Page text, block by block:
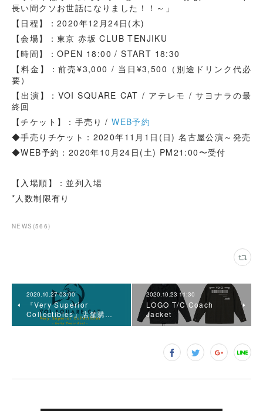
長い間クソお世話になりました！！～」
【日程】：2020年12月24日(木)
【会場】：東京 赤坂 CLUB TENJIKU
【時間】：OPEN 18:00 / START 18:30
【料金】：前売¥3,000 / 当日¥3,500（別途ドリンク代必
要）
【出演】：VOI SQUARE CAT / アテレモ / サヨナラの最
終回
【チケット】：手売り /WEB予約
◆手売りチケット：2020年11月1日(日) 名古屋公演～発売
◆WEB予約：2020年10月24日(土) PM21:00〜受付
【入場順】：並列入場
*人数制限有り
NEWS (566)
2020.10.27 03:00
『Very Superior
Collectibles』店舗購…
2020.10.23 11:30
LOGO T/C Coach
Jacket